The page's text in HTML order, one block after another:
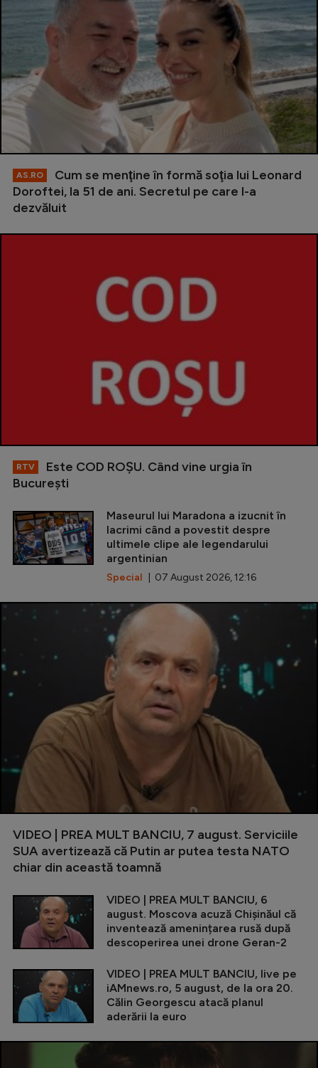
AS.RO
Cum se menţine în formă soţia lui Leonard
Doroftei, la 51 de ani. Secretul pe care l-a
dezvăluit
RTV
Este COD ROŞU. Când vine urgia în
Bucureşti
Maseurul lui Maradona a izucnit în
lacrimi când a povestit despre
ultimele clipe ale legendarului
argentinian
Special | 07 August 2026, 12:16
VIDEO | PREA MULT BANCIU, 7 august. Serviciile
SUA avertizează că Putin ar putea testa NATO
chiar din această toamnă
VIDEO | PREA MULT BANCIU, 6
august. Moscova acuză Chișinăul că
inventează amenințarea rusă după
descoperirea unei drone Geran-2
VIDEO | PREA MULT BANCIU, live pe
iAMnews.ro, 5 august, de la ora 20.
Călin Georgescu atacă planul
aderării la euro